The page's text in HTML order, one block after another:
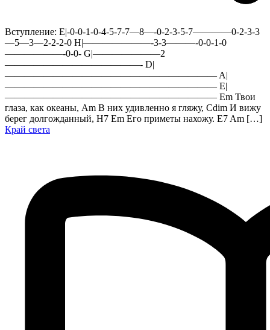
Вступление: E|-0-0-1-0-4-5-7-7—8—-0-2-3-5-7————0-2-3-3
—5—3—2-2-2-0 H|———————-3-3———-0-0-1-0
——————-0-0- G|———————2
——————————————- D|
—————————————————————— A|
—————————————————————— E|
—————————————————————— Em Твои
глаза, как океаны, Am В них удивленно я гляжу, Cdim И вижу
берег долгожданный, H7 Em Его приметы нахожу. E7 Am […]
Край света